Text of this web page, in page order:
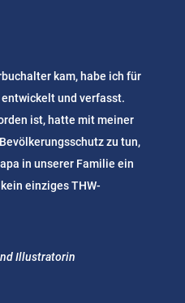
kam, habe ich für
und verfasst.
ist, hatte mit meiner
zu tun,
in unserer Familie ein
einziges THW-
Illustratorin